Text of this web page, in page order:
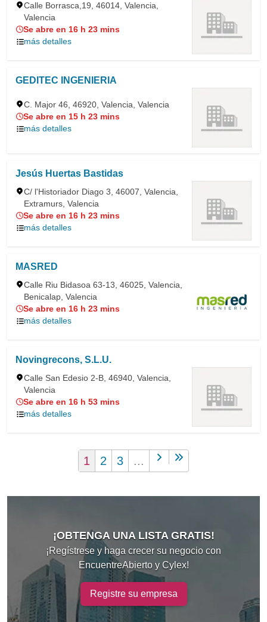
Calle Borrasca,19, 46014, Valencia,
Valencia
Se abre en 16 h 23 mins
más detalles
GEDITEC INGENIERIA
C. Major 46, 46920, Valencia, Valencia
Se abre en 15 h 23 mins
más detalles
Jesús Huertas Bastidas
C/ l'Historiador Diago 3, 46007, Valencia,
Extramurs, Valencia
Se abre en 16 h 23 mins
más detalles
MASRED
Calle Riu Bidasoa 63-13, 46025, Valencia,
Benicalap, Valencia
Se abre en 16 h 23 mins
más detalles
Novingrecons, S.L.U.
Calle San Edesio 2-B, 46940, Valencia,
Valencia
Se abre en 16 h 53 mins
más detalles
1 2 3 ...
¡OBTENGA UNA LISTA GRATIS!
¡Regístrese y haga crecer su negocio con
EncuentreAbierto y Cylex!
Registre su empresa